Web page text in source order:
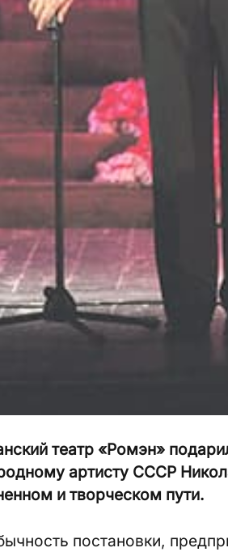
театр «Ромэн»
артисту СССР
и творческом пути.
постановки,